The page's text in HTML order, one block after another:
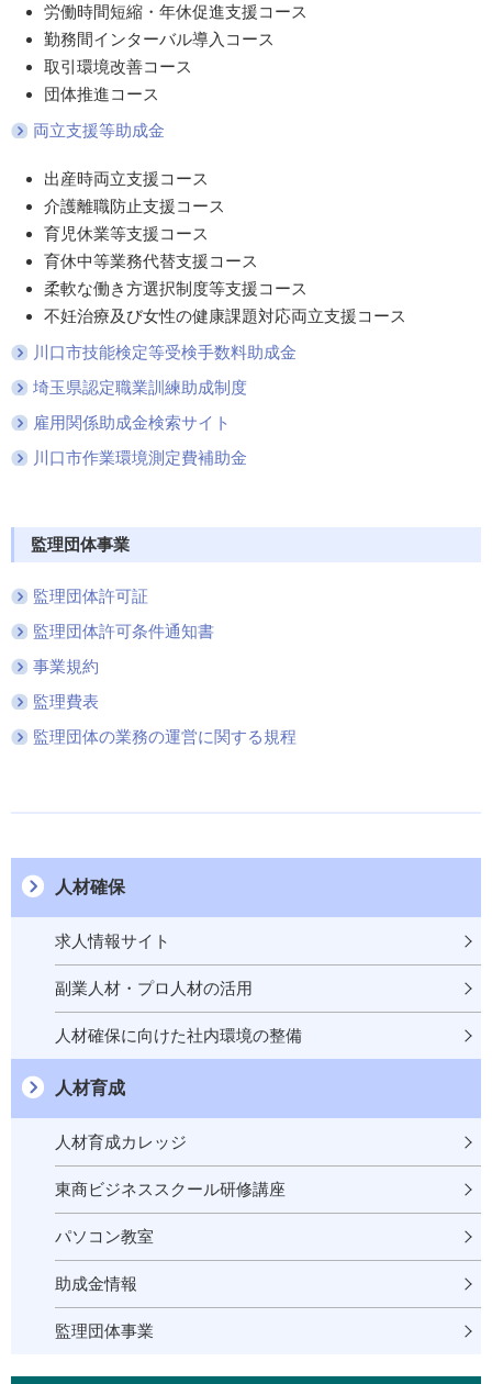
労働時間短縮・年休促進支援コース
勤務間インターバル導入コース
取引環境改善コース
団体推進コース
両立支援等助成金
出産時両立支援コース
介護離職防止支援コース
育児休業等支援コース
育休中等業務代替支援コース
柔軟な働き方選択制度等支援コース
不妊治療及び女性の健康課題対応両立支援コース
川口市技能検定等受検手数料助成金
埼玉県認定職業訓練助成制度
雇用関係助成金検索サイト
川口市作業環境測定費補助金
監理団体事業
監理団体許可証
監理団体許可条件通知書
事業規約
監理費表
監理団体の業務の運営に関する規程
人材確保
求人情報サイト
副業人材・プロ人材の活用
人材確保に向けた社内環境の整備
人材育成
人材育成カレッジ
東商ビジネススクール研修講座
パソコン教室
助成金情報
監理団体事業